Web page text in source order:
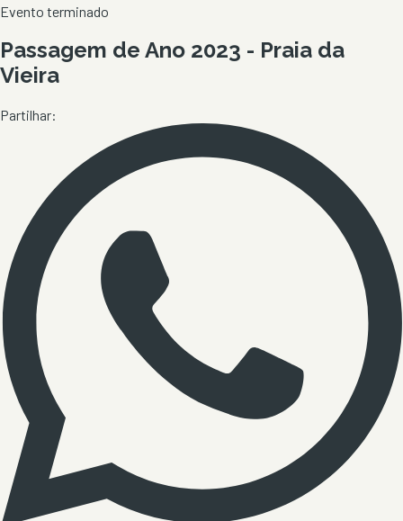
Evento terminado
Passagem de Ano 2023 - Praia da
Vieira
Partilhar: